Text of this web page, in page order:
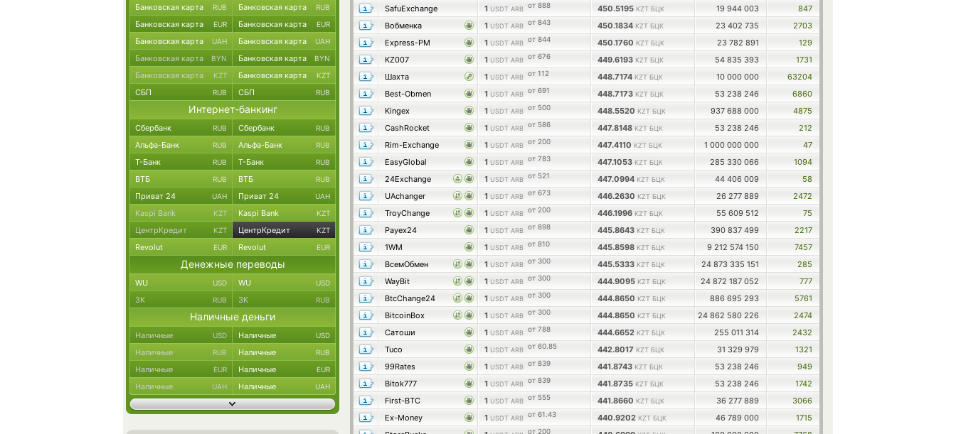
SafuExchange
1 USDT ARB от 888 450.5195 KZT БЦК 19 944 003
847
Вобменка
1 USDT ARB от 843 450.1834 KZT БЦК 23 402 735
2703
Express-PM
1 USDT ARB от 844 450.1760 KZT БЦК 23 782 891
129
KZ007
1 USDT ARB от 676 449.6193 KZT БЦК 54 835 393
1731
Шахта
1 USDT ARB от 112 448.7174 KZT БЦК 10 000 000
63204
Best-Obmen
1 USDT ARB от 691 448.7173 KZT БЦК 53 238 246
6860
Kingex
1 USDT ARB от 500 448.5520 KZT БЦК 937 688 000
4875
CashRocket
1 USDT ARB от 586 447.8148 KZT БЦК 53 238 246
212
Rim-Exchange
1 USDT ARB от 200 447.4110 KZT БЦК 1 000 000 000
47
EasyGlobal
1 USDT ARB от 783 447.1053 KZT БЦК 285 330 066
1094
24Exchange
1 USDT ARB от 521 447.0994 KZT БЦК 44 406 009
58
UAchanger
1 USDT ARB от 673 446.2630 KZT БЦК 26 277 889
2472
TroyChange
1 USDT ARB от 200 446.1996 KZT БЦК 55 609 512
75
Payex24
1 USDT ARB от 898 445.8643 KZT БЦК 390 837 499
2217
1WM
1 USDT ARB от 810 445.8598 KZT БЦК 9 212 574 150
7457
ВсемОбмен
1 USDT ARB от 300 445.5333 KZT БЦК 24 873 335 151
285
WayBit
1 USDT ARB от 300 444.9095 KZT БЦК 24 872 187 052
777
BtcChange24
1 USDT ARB от 300 444.8650 KZT БЦК 886 695 293
5761
BitcoinBox
1 USDT ARB от 300 444.8650 KZT БЦК 24 862 580 226
2474
Сатоши
1 USDT ARB от 788 444.6652 KZT БЦК 255 011 314
2432
Tuco
1 USDT ARB от 60.85 442.8017 KZT БЦК 31 329 979
1321
99Rates
1 USDT ARB от 839 441.8743 KZT БЦК 53 238 246
949
Bitok777
1 USDT ARB от 839 441.8735 KZT БЦК 53 238 246
1742
First-BTC
1 USDT ARB от 555 441.8660 KZT БЦК 36 277 889
3066
Ex-Money
1 USDT ARB от 61.43 440.9202 KZT БЦК 46 789 000
1715
от 200
Банковская карта RUB Банковская карта RUB
Банковская карта EUR Банковская карта EUR
Банковская карта UAH Банковская карта UAH
Банковская карта BYN Банковская карта BYN
Банковская карта KZT Банковская карта KZT
СБП RUB СБП RUB
Интернет-банкинг
Сбербанк RUB Сбербанк RUB
Альфа-Банк RUB Альфа-Банк RUB
Т-Банк RUB Т-Банк RUB
ВТБ RUB ВТБ RUB
Приват 24 UAH Приват 24 UAH
Kaspi Bank KZT Kaspi Bank KZT
ЦентрКредит KZT ЦентрКредит KZT
Revolut EUR Revolut EUR
Денежные переводы
WU USD WU USD
ЗК RUB ЗК RUB
Наличные деньги
Наличные USD Наличные USD
Наличные RUB Наличные RUB
Наличные EUR Наличные EUR
Наличные UAH Наличные UAH